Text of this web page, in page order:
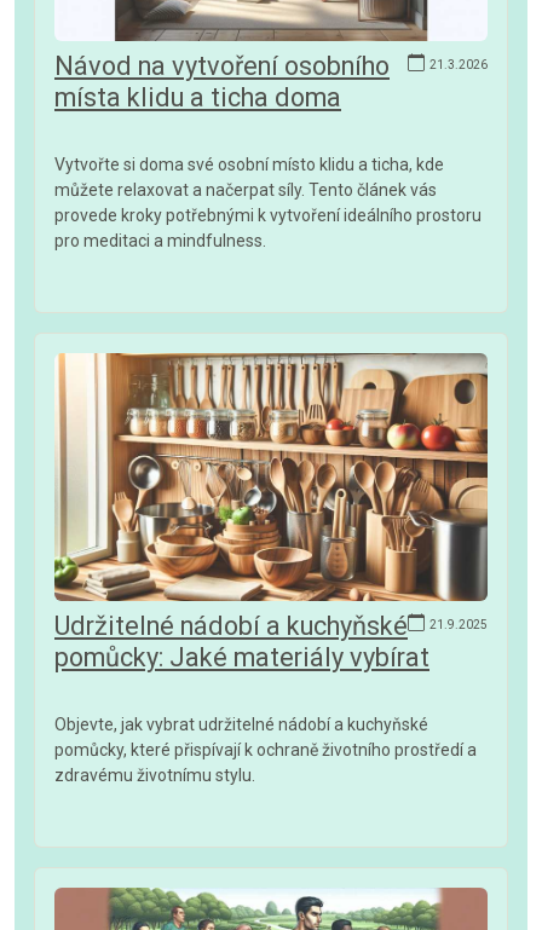
21.3.2026
Návod na vytvoření osobního
místa klidu a ticha doma
Vytvořte si doma své osobní místo klidu a ticha, kde
můžete relaxovat a načerpat síly. Tento článek vás
provede kroky potřebnými k vytvoření ideálního prostoru
pro meditaci a mindfulness.
21.9.2025
Udržitelné nádobí a kuchyňské
pomůcky: Jaké materiály vybírat
Objevte, jak vybrat udržitelné nádobí a kuchyňské
pomůcky, které přispívají k ochraně životního prostředí a
zdravému životnímu stylu.